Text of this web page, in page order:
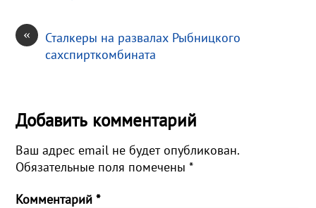
«
Сталкеры на развалах Рыбницкого
сахспирткомбината
Добавить комментарий
Ваш адрес email не будет опубликован.
Обязательные поля помечены*
Комментарий*